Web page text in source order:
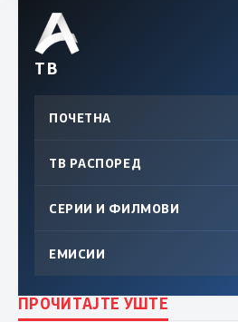
ТВ
ПОЧЕТНА
ТВ РАСПОРЕД
СЕРИИ И ФИЛМОВИ
ЕМИСИИ
ПРОЧИТАЈТЕ УШТЕ